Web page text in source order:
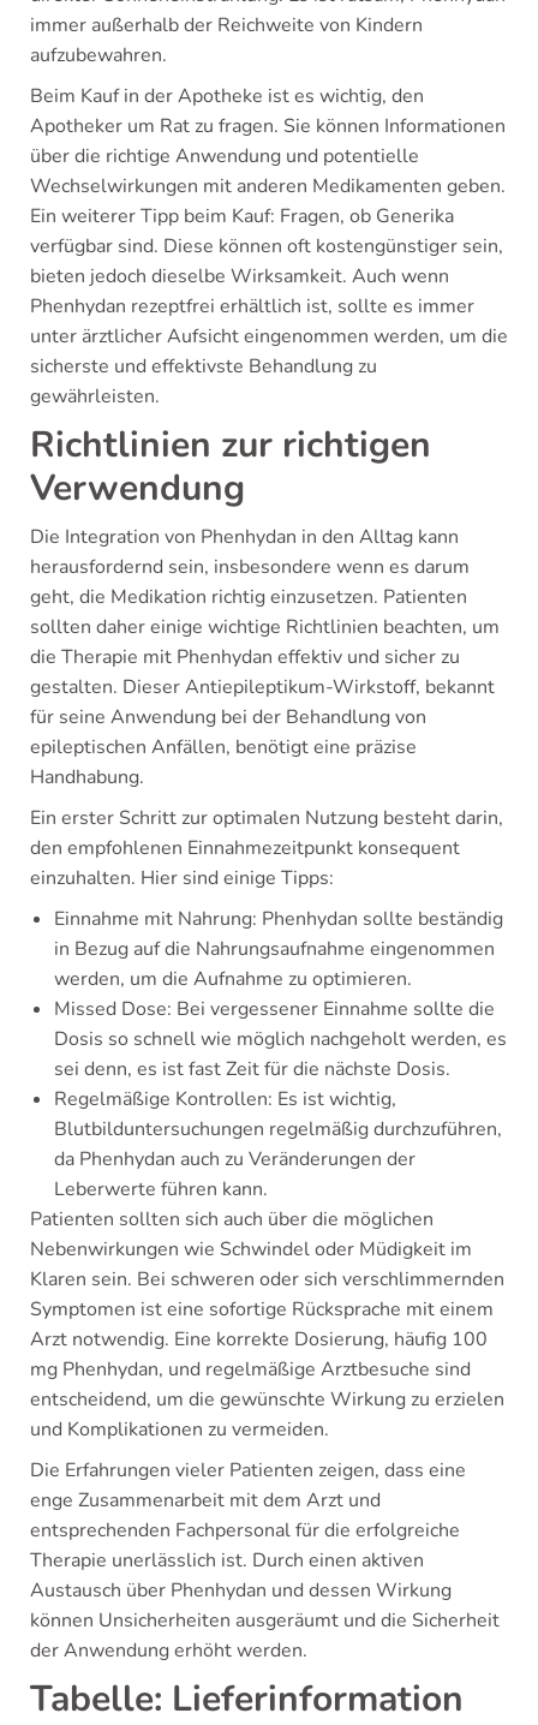
immer außerhalb der Reichweite von Kindern
aufzubewahren.
Beim Kauf in der Apotheke ist es wichtig, den
Apotheker um Rat zu fragen. Sie können Informationen
über die richtige Anwendung und potentielle
Wechselwirkungen mit anderen Medikamenten geben.
Ein weiterer Tipp beim Kauf: Fragen, ob Generika
verfügbar sind. Diese können oft kostengünstiger sein,
bieten jedoch dieselbe Wirksamkeit. Auch wenn
Phenhydan rezeptfrei erhältlich ist, sollte es immer
unter ärztlicher Aufsicht eingenommen werden, um die
sicherste und effektivste Behandlung zu
gewährleisten.
Richtlinien zur richtigen
Verwendung
Die Integration von Phenhydan in den Alltag kann
herausfordernd sein, insbesondere wenn es darum
geht, die Medikation richtig einzusetzen. Patienten
sollten daher einige wichtige Richtlinien beachten, um
die Therapie mit Phenhydan effektiv und sicher zu
gestalten. Dieser Antiepileptikum-Wirkstoff, bekannt
für seine Anwendung bei der Behandlung von
epileptischen Anfällen, benötigt eine präzise
Handhabung.
Ein erster Schritt zur optimalen Nutzung besteht darin,
den empfohlenen Einnahmezeitpunkt konsequent
einzuhalten. Hier sind einige Tipps:
Einnahme mit Nahrung: Phenhydan sollte beständig
in Bezug auf die Nahrungsaufnahme eingenommen
werden, um die Aufnahme zu optimieren.
Missed Dose: Bei vergessener Einnahme sollte die
Dosis so schnell wie möglich nachgeholt werden, es
sei denn, es ist fast Zeit für die nächste Dosis.
Regelmäßige Kontrollen: Es ist wichtig,
Blutbilduntersuchungen regelmäßig durchzuführen,
da Phenhydan auch zu Veränderungen der
Leberwerte führen kann.
Patienten sollten sich auch über die möglichen
Nebenwirkungen wie Schwindel oder Müdigkeit im
Klaren sein. Bei schweren oder sich verschlimmernden
Symptomen ist eine sofortige Rücksprache mit einem
Arzt notwendig. Eine korrekte Dosierung, häufig 100
mg Phenhydan, und regelmäßige Arztbesuche sind
entscheidend, um die gewünschte Wirkung zu erzielen
und Komplikationen zu vermeiden.
Die Erfahrungen vieler Patienten zeigen, dass eine
enge Zusammenarbeit mit dem Arzt und
entsprechenden Fachpersonal für die erfolgreiche
Therapie unerlässlich ist. Durch einen aktiven
Austausch über Phenhydan und dessen Wirkung
können Unsicherheiten ausgeräumt und die Sicherheit
der Anwendung erhöht werden.
Tabelle: Lieferinformation